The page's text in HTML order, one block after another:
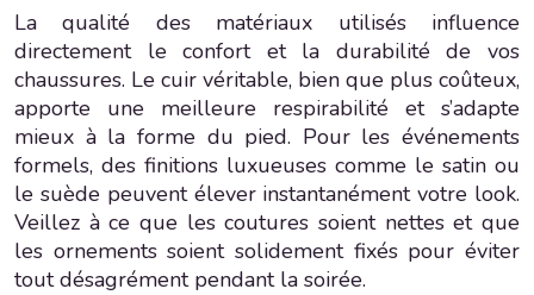
La qualité des matériaux utilisés influence
directement le confort et la durabilité de vos
chaussures. Le cuir véritable, bien que plus coûteux,
apporte une meilleure respirabilité et s’adapte
mieux à la forme du pied. Pour les événements
formels, des finitions luxueuses comme le satin ou
le suède peuvent élever instantanément votre look.
Veillez à ce que les coutures soient nettes et que
les ornements soient solidement fixés pour éviter
tout désagrément pendant la soirée.